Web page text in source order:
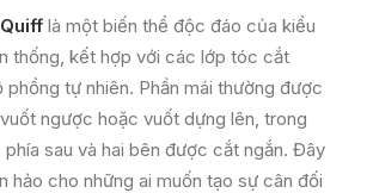
là một biến thể độc đáo của kiểu
thống, kết hợp với các lớp tóc cắt
phồng tự nhiên. Phần mái thường được
ngược hoặc vuốt dựng lên, trong
sau và hai bên được cắt ngắn. Đây
hảo cho những ai muốn tạo sự cân đối